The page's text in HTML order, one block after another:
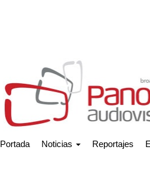
Portada Noticias Reportajes